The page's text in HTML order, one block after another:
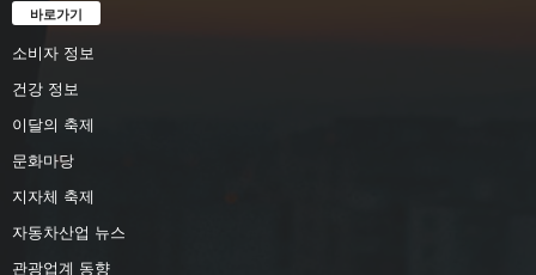
바로가기
소비자 정보
건강 정보
이달의 축제
문화마당
지자체 축제
자동차산업 뉴스
관광업계 동향